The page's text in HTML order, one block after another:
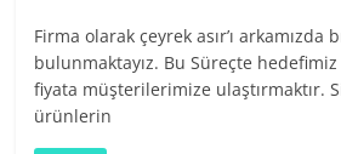
Firma olarak çeyrek asır’ı arkamızda
bulunmaktayız. Bu Süreçte
fiyata müşterilerimize ulaştırmaktır.
ürünlerin